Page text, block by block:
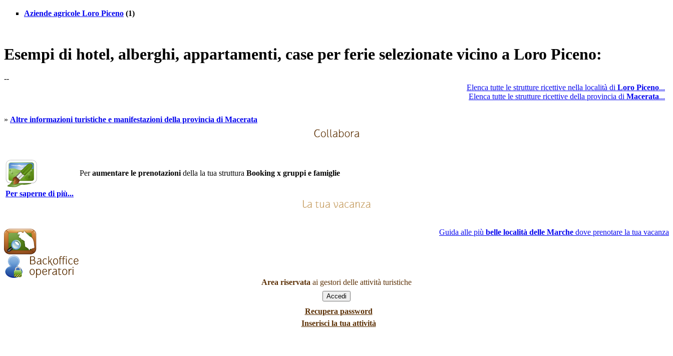
Aziende agricole Loro Piceno (1)
Esempi di hotel, alberghi, appartamenti, case per ferie selezionate vicino a Loro Piceno:
--
Elenca tutte le strutture ricettive nella località di Loro Piceno...
Elenca tutte le strutture ricettive della provincia di Macerata...
» Altre informazioni turistiche e manifestazioni della provincia di Macerata
Peraumentare le prenotazioni della la tua struttura Booking x gruppi e famiglie
Per saperne di più...
Guida alle più belle località delle Marche dove prenotare la tua vacanza
Area riservata ai gestori delle attività turistiche
Recupera password
Inserisci la tua attività